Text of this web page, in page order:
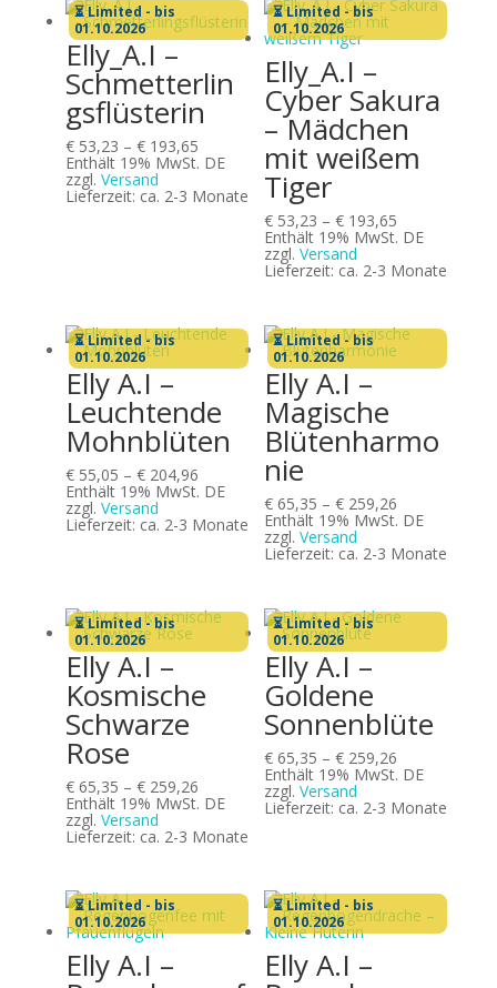
⏳ Limited - bis
01.10.2026
Elly_A.I –
Schmetterlin
gsflüsterin
€53,23 – €193,65Preisspanne:
€ 53,23
€ 193,65
Enthält 19% MwSt. DE
zzgl. Versand
Lieferzeit: ca. 2-3 Monate
⏳ Limited - bis
01.10.2026
Elly_A.I –
Cyber Sakura
– Mädchen
mit weißem
Tiger
€53,23 – €193,65Preisspanne:
€ 53,23
€ 193,65
Enthält 19% MwSt. DE
zzgl. Versand
Lieferzeit: ca. 2-3 Monate
⏳ Limited - bis
01.10.2026
Elly A.I –
Leuchtende
Mohnblüten
€55,05 – €204,96Preisspanne:
€ 55,05
€ 204,96
Enthält 19% MwSt. DE
zzgl. Versand
Lieferzeit: ca. 2-3 Monate
⏳ Limited - bis
01.10.2026
Elly A.I –
Magische
Blütenharmo
nie
€65,35 – €259,26Preisspanne:
€ 65,35
€ 259,26
Enthält 19% MwSt. DE
zzgl. Versand
Lieferzeit: ca. 2-3 Monate
⏳ Limited - bis
01.10.2026
Elly A.I –
Kosmische
Schwarze
Rose
€65,35 – €259,26Preisspanne:
€ 65,35
€ 259,26
Enthält 19% MwSt. DE
zzgl. Versand
Lieferzeit: ca. 2-3 Monate
⏳ Limited - bis
01.10.2026
Elly A.I –
Goldene
Sonnenblüte
€65,35 – €259,26Preisspanne:
€ 65,35
€ 259,26
Enthält 19% MwSt. DE
zzgl. Versand
Lieferzeit: ca. 2-3 Monate
⏳ Limited - bis
01.10.2026
Elly A.I –
⏳ Limited - bis
01.10.2026
Elly A.I –